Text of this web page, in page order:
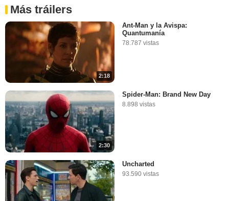
Más tráilers
2:18
Ant-Man y la Avispa:
Quantumanía
78.787 vistas
2:30
Spider-Man: Brand New Day
8.898 vistas
Uncharted
93.590 vistas